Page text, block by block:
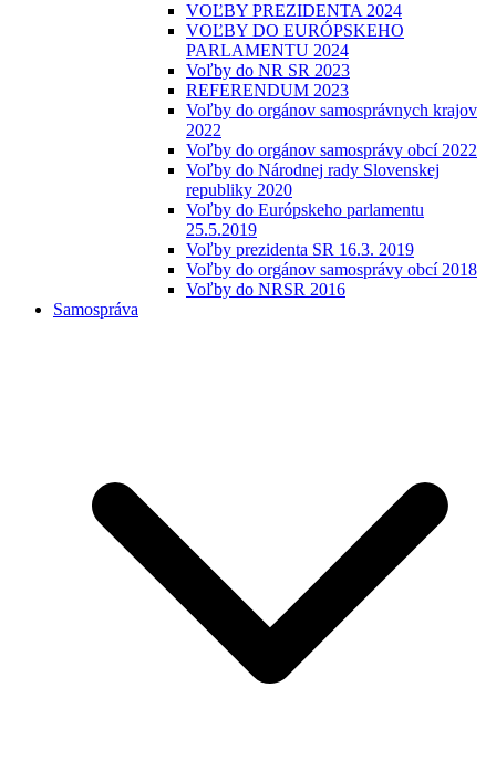
VOĽBY PREZIDENTA 2024
VOĽBY DO EURÓPSKEHO
PARLAMENTU 2024
Voľby do NR SR 2023
REFERENDUM 2023
Voľby do orgánov samosprávnych krajov
2022
Voľby do orgánov samosprávy obcí 2022
Voľby do Národnej rady Slovenskej
republiky 2020
Voľby do Európskeho parlamentu
25.5.2019
Voľby prezidenta SR 16.3. 2019
Voľby do orgánov samosprávy obcí 2018
Voľby do NRSR 2016
Samospráva